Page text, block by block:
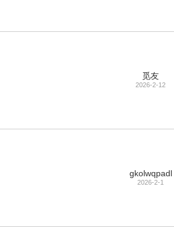
觅友
2026-2-12
gkolwqpadl
2026-2-1